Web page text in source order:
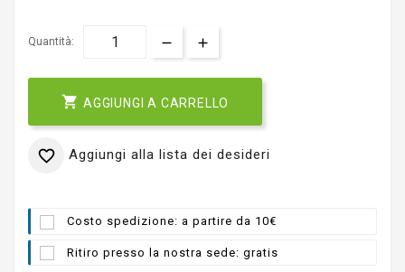
Quantità:
 AGGIUNGI A CARRELLO
 Aggiungi alla lista dei desideri
Costo spedizione: a partire da 10€
Ritiro presso la nostra sede: gratis